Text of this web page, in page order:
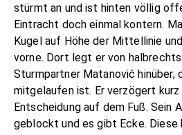
stürmt an und ist hinten völlig
Eintracht doch einmal kontern.
Kugel auf Höhe der Mittellinie
vorne. Dort legt er von
Sturmpartner Matanović hinüber,
mitgelaufen ist. Er verzögert kurz
Entscheidung auf dem Fuß. Sein
geblockt und es gibt Ecke. Diese